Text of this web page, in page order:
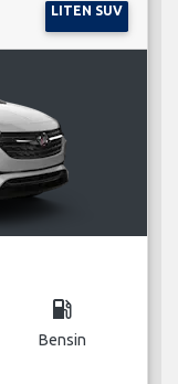
LITEN SUV
local_gas_station
Bensin